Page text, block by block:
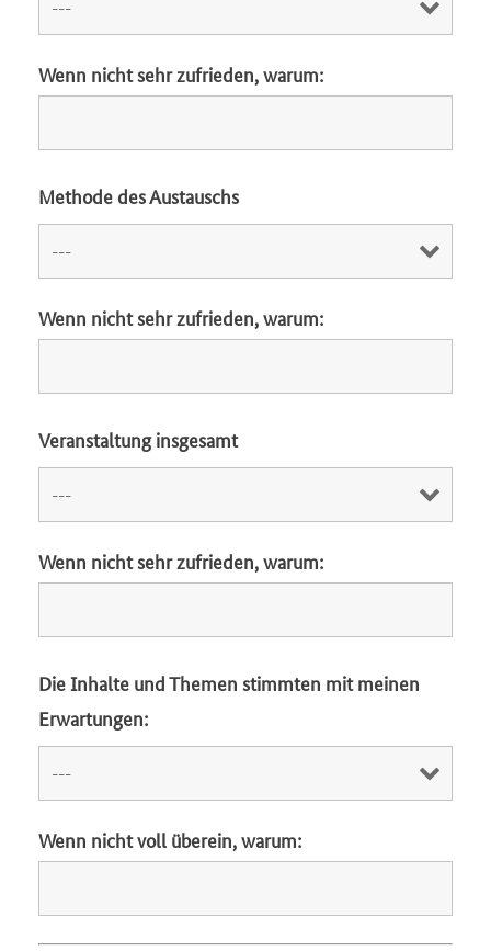
Wenn nicht sehr zufrieden, warum:
Methode des Austauschs
Wenn nicht sehr zufrieden, warum:
Veranstaltung insgesamt
Wenn nicht sehr zufrieden, warum:
Die Inhalte und Themen stimmten mit meinen
Erwartungen:
Wenn nicht voll überein, warum: